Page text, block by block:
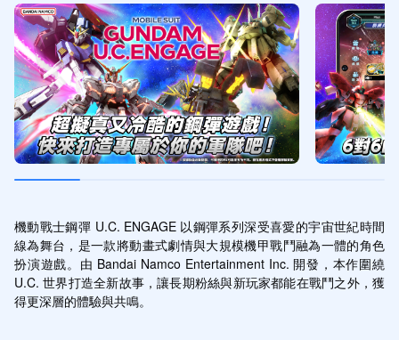
機動戰士鋼彈 U.C. ENGAGE 以鋼彈系列深受喜愛的宇宙世紀時間
線為舞台，是一款將動畫式劇情與大規模機甲戰鬥融為一體的角色
扮演遊戲。由 Bandai Namco Entertainment Inc. 開發，本作圍繞
U.C. 世界打造全新故事，讓長期粉絲與新玩家都能在戰鬥之外，獲
得更深層的體驗與共鳴。